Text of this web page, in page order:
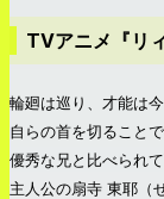
TVアニメ『リ
輪廻は巡り、才能は今
自らの首を切ること
優秀な兄と比べられ
主人公の扇寺 東耶（